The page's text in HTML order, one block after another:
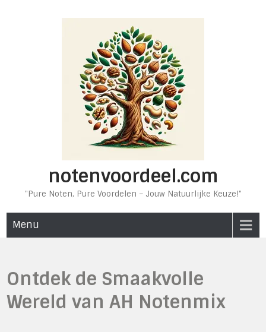
notenvoordeel.com
"Pure Noten, Pure Voordelen – Jouw Natuurlijke Keuze!"
Menu
Ontdek de Smaakvolle
Wereld van AH Notenmix